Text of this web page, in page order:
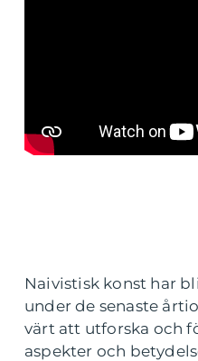
Naivistisk konst har
under de senaste
värt att utforska och
aspekter och